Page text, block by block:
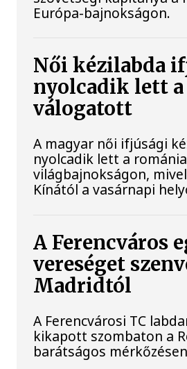
Európa-bajnokságon.
Női kézilabda
nyolcadik lett
válogatott
A magyar női ifjúsági
nyolcadik lett a
világbajnokságon,
Kínától a vasárnapi
A Ferencváros
vereséget
Madridtól
A Ferencvárosi TC
kikapott szombaton a
barátságos